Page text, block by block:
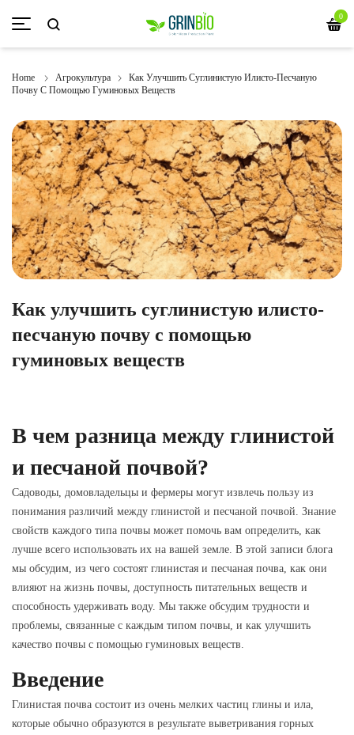
0
Home Агрокультура
Как Улучшить Суглинистую Илисто-Песчаную
Почву С Помощью Гуминовых Веществ
Как улучшить суглинистую илисто-
песчаную почву с помощью
гуминовых веществ
В чем разница между глинистой
и песчаной почвой?
Садоводы, домовладельцы и фермеры могут извлечь пользу из
понимания различий между глинистой и песчаной почвой. Знание
свойств каждого типа почвы может помочь вам определить, как
лучше всего использовать их на вашей земле. В этой записи блога
мы обсудим, из чего состоят глинистая и песчаная почва, как они
влияют на жизнь почвы, доступность питательных веществ и
способность удерживать воду. Мы также обсудим трудности и
проблемы, связанные с каждым типом почвы, и как улучшить
качество почвы с помощью гуминовых веществ.
Введение
Глинистая почва состоит из очень мелких частиц глины и ила,
которые обычно образуются в результате выветривания горных